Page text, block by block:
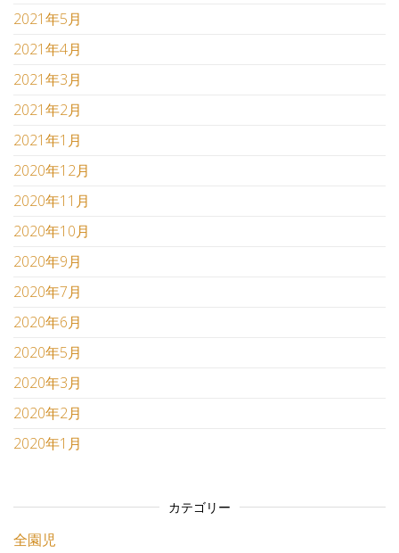
2021年5月
2021年4月
2021年3月
2021年2月
2021年1月
2020年12月
2020年11月
2020年10月
2020年9月
2020年7月
2020年6月
2020年5月
2020年3月
2020年2月
2020年1月
カテゴリー
全園児